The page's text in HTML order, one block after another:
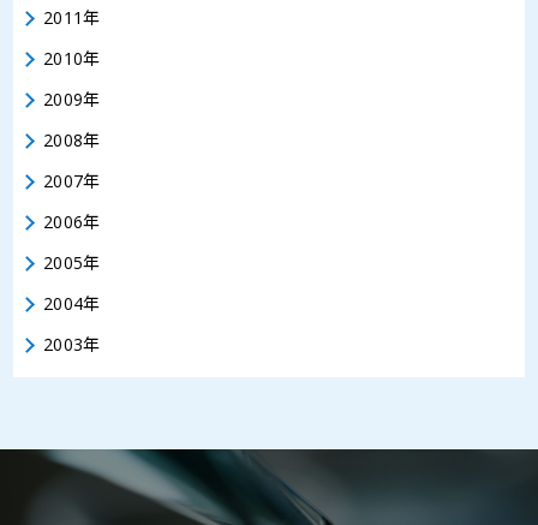
2011年
2010年
2009年
2008年
2007年
2006年
2005年
2004年
2003年